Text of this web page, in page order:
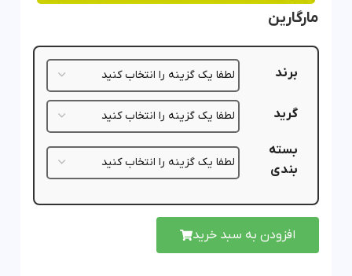
مارگارین
برند
گرید
بسته
بندی
افزودن به سبد خرید